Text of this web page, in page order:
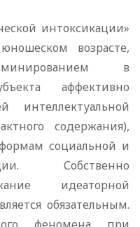
интоксикации»
возрасте,
в
аффективно
интеллектуальной
содержания),
социальной и
Собственно
идеаторной
обязательным.